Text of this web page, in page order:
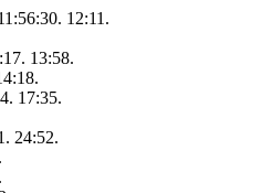
12:11.
13:58.
17:35.
24:52.